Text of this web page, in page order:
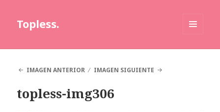
Topless.
IMAGEN ANTERIOR
IMAGEN SIGUIENTE
topless-img306